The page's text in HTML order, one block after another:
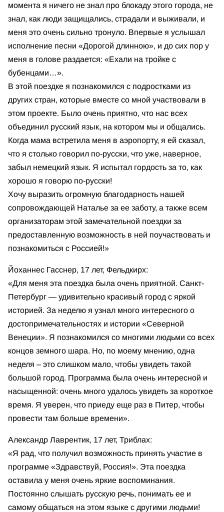
момента я ничего не знал про блокаду этого города, не
знал, как люди защищались, страдали и выживали, и
меня это очень сильно тронуло. Впервые я услышал
исполнение песни «Дорогой длинною», и до сих пор у
меня в голове раздается: «Ехали на тройке с
бубенцами…».
В этой поездке я познакомился с подростками из
других стран, которые вместе со мной участвовали в
этом проекте. Было очень приятно, что нас всех
объединил русский язык, на котором мы и общались.
Когда мама встретила меня в аэропорту, я ей сказал,
что я столько говорил по-русски, что уже, наверное,
забыл немецкий язык. Я испытал гордость за то, как
хорошо я говорю по-русски!
Хочу выразить огромную благодарность нашей
сопровождающей Наталье за ее заботу, а также всем
организаторам этой замечательной поездки за
предоставленную возможность в ней поучаствовать и
познакомиться с Россией!»
Йоханнес Гасснер, 17 лет, Фельдкирх:
«Для меня эта поездка была очень приятной. Санкт-
Петербург — удивительно красивый город с яркой
историей. За неделю я узнал много интересного о
достопримечательностях и истории «Северной
Венеции». Я познакомился со многими людьми со всех
концов земного шара. Но, по моему мнению, одна
неделя – это слишком мало, чтобы увидеть такой
большой город. Программа была очень интересной и
насыщенной: очень много удалось увидеть за короткое
время. Я уверен, что приеду еще раз в Питер, чтобы
провести там больше времени».
Александр Лаврентик, 17 лет, Триблах:
«Я рад, что получил возможность принять участие в
программе «Здравствуй, Россия!». Эта поездка
оставила у меня очень яркие воспоминания.
Постоянно слышать русскую речь, понимать ее и
самому общаться на этом языке с другими людьми!